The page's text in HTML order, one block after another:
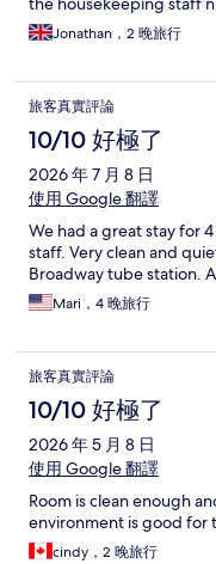
mention that?
Jonathan，2 晚旅行
旅客真實評論
10/10 好極了
2026 年 7 月 8 日
使用 Google 翻譯
We had a great stay for
staff. Very clean and
Broadway tube station.
Mari，4 晚旅行
旅客真實評論
10/10 好極了
2026 年 5 月 8 日
使用 Google 翻譯
Room is clean enough
environment is good for
cindy，2 晚旅行